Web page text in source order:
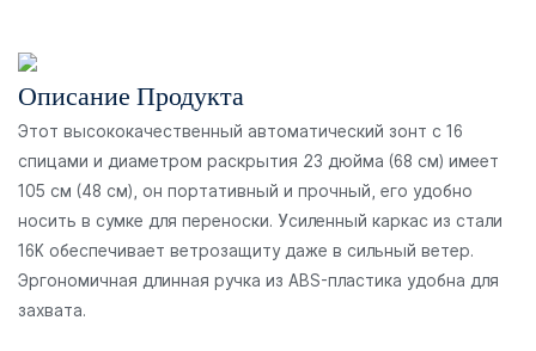
Описание Продукта
Этот высококачественный автоматический зонт с 16
спицами и диаметром раскрытия 23 дюйма (68 см) имеет
105 см (48 см), он портативный и прочный, его удобно
носить в сумке для переноски. Усиленный каркас из стали
16K обеспечивает ветрозащиту даже в сильный ветер.
Эргономичная длинная ручка из ABS-пластика удобна для
захвата.